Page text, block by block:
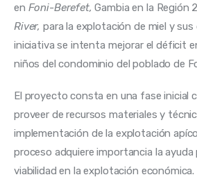
en Foni-Berefet, Gambia en la Región
River, para la explotación de miel y
iniciativa se intenta mejorar el déficit
niños del condominio del poblado de
El proyecto consta en una fase inicial
proveer de recursos materiales y
implementación de la explotación
proceso adquiere importancia la
viabilidad en la explotación